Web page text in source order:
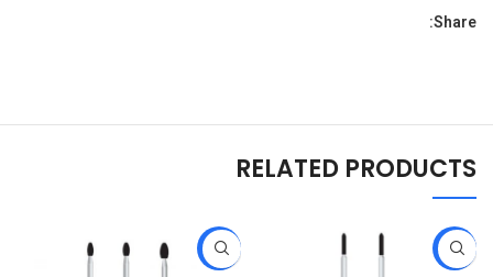
Share:
RELATED PRODUCTS
-22%
-22%